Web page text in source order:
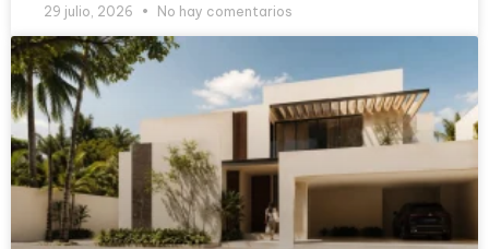
29 julio, 2026 No hay comentarios